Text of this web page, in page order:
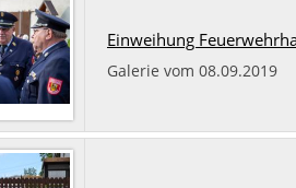
Einweihung
Galerie vom 08.09.2019